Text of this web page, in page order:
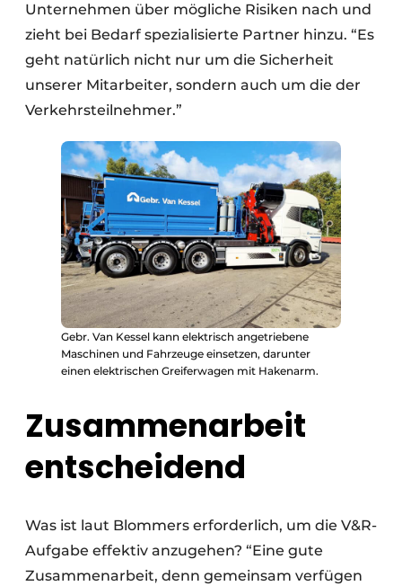
Unternehmen über mögliche Risiken nach und
zieht bei Bedarf spezialisierte Partner hinzu. “Es
geht natürlich nicht nur um die Sicherheit
unserer Mitarbeiter, sondern auch um die der
Verkehrsteilnehmer.”
Gebr. Van Kessel kann elektrisch angetriebene
Maschinen und Fahrzeuge einsetzen, darunter
einen elektrischen Greiferwagen mit Hakenarm.
Zusammenarbeit
entscheidend
Was ist laut Blommers erforderlich, um die V&R-
Aufgabe effektiv anzugehen? “Eine gute
Zusammenarbeit, denn gemeinsam verfügen